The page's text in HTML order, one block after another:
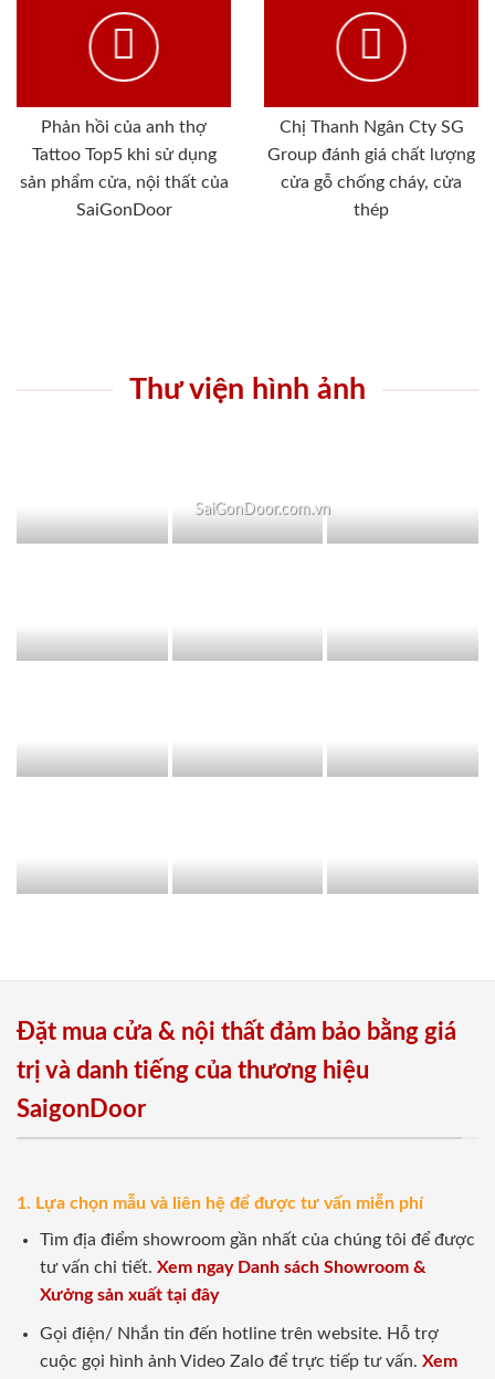
Phản hồi của anh thợ
Tattoo Top5 khi sử dụng
sản phẩm cửa, nội thất của
SaiGonDoor
Chị Thanh Ngân Cty SG
Group đánh giá chất lượng
cửa gỗ chống cháy, cửa
thép
Thư viện hình ảnh
SaiGonDoor.com.vn
Đặt mua cửa & nội thất đảm bảo bằng giá
trị và danh tiếng của thương hiệu
SaigonDoor
1. Lựa chọn mẫu và liên hệ để được tư vấn miễn phí
Tìm địa điểm showroom gần nhất của chúng tôi để được
tư vấn chi tiết. Xem ngay Danh sách Showroom &
Xưởng sản xuất tại đây
Gọi điện/ Nhắn tin đến hotline trên website. Hỗ trợ
cuộc gọi hình ảnh Video Zalo để trực tiếp tư vấn. Xem